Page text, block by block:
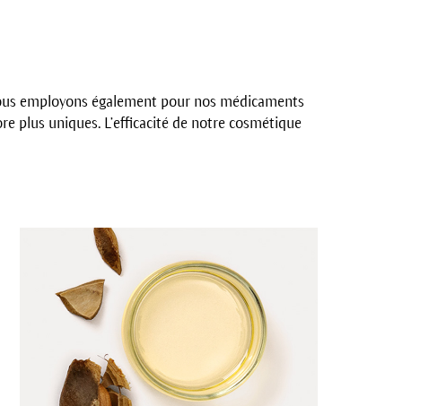
employons également pour nos médicaments
plus uniques. L’efficacité de notre cosmétique